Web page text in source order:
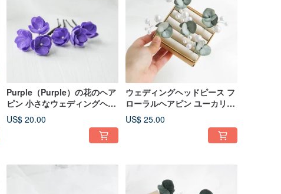
Purple（Purple）の花のヘア
ピン 小さなウェディングヘア
クリップ
US$ 20.00
ウェディングヘッドピース フ
ローラルヘアピン ユーカリパ
ールヘアピン ブライダルヘア
ピース
US$ 25.00